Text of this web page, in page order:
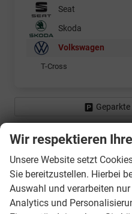
Seat
Skoda
Volkswagen
T-Cross
Fa. A.Z.E. GmbH
Industriestraße 44
Wir respektieren
Unsere Website setzt
Sie bereitzustellen. Hierbei
Auswahl und verarbeiten
Analytics und
Ankündigung -
Liebe Kunden -
10.08.2026 -